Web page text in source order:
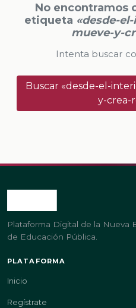
No encontramos
etiqueta «desde-
mueve-y-
Intenta buscar
Buscar «desde-el-
y-crea-
Plataforma Digital de la Nueva
de Educación Pública.
PLATAFORMA
Inicio
Regístrate